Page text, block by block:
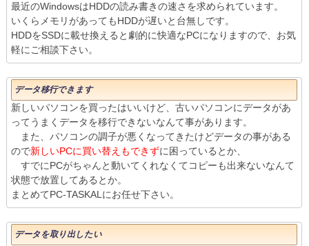
最近のWindowsはHDDの読み書きの速さを求められています。
いくらメモリがあってもHDDが遅いと台無しです。
HDDをSSDに載せ換えると劇的に快適なPCになりますので、お気
軽にご相談下さい。
データ移行できます
新しいパソコンを買ったはいいけど、古いパソコンにデータがあ
ってうまくデータを移行できないなんて事があります。
また、パソコンの調子が悪くなってきたけどデータの事がある
ので新しいPCに買い替えもできずに困っているとか、
すでにPCがちゃんと動いてくれなくてコピーも出来ないなんて
状態で放置してあるとか。
まとめてPC-TASKALにお任せ下さい。
データを取り出したい